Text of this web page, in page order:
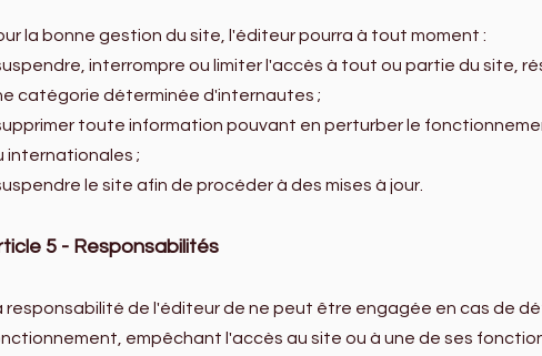
la bonne gestion du site, l'éditeur pourra à tout moment :
interrompre ou limiter l'accès à tout ou partie du site,
catégorie déterminée d'internautes ;
toute information pouvant en perturber le
internationales ;
le site afin de procéder à des mises à jour.
5 - Responsabilités
responsabilité de l'éditeur de ne peut être engagée en cas de
empêchant l'accès au site ou à une de ses